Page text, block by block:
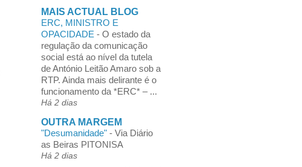
MAIS ACTUAL BLOG
ERC, MINISTRO E
OPACIDADE - O estado da
regulação da comunicação
social está ao nível da tutela
de António Leitão Amaro sob a
RTP. Ainda mais delirante é o
funcionamento da *ERC* – ...
Há 2 dias
OUTRA MARGEM
"Desumanidade" - Via Diário
as Beiras PITONISA
Há 2 dias